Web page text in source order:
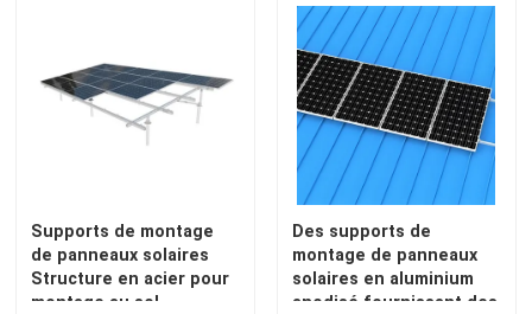
Pinces de montage pour panneaux solaires
Rails de montage de panneaux solaires
Bride d'extrémité de panneau solaire
Supports de montage
de panneaux solaires
Structure en acier pour
montage au sol
Des supports de
montage de panneaux
solaires en aluminium
anodisé fournissant des